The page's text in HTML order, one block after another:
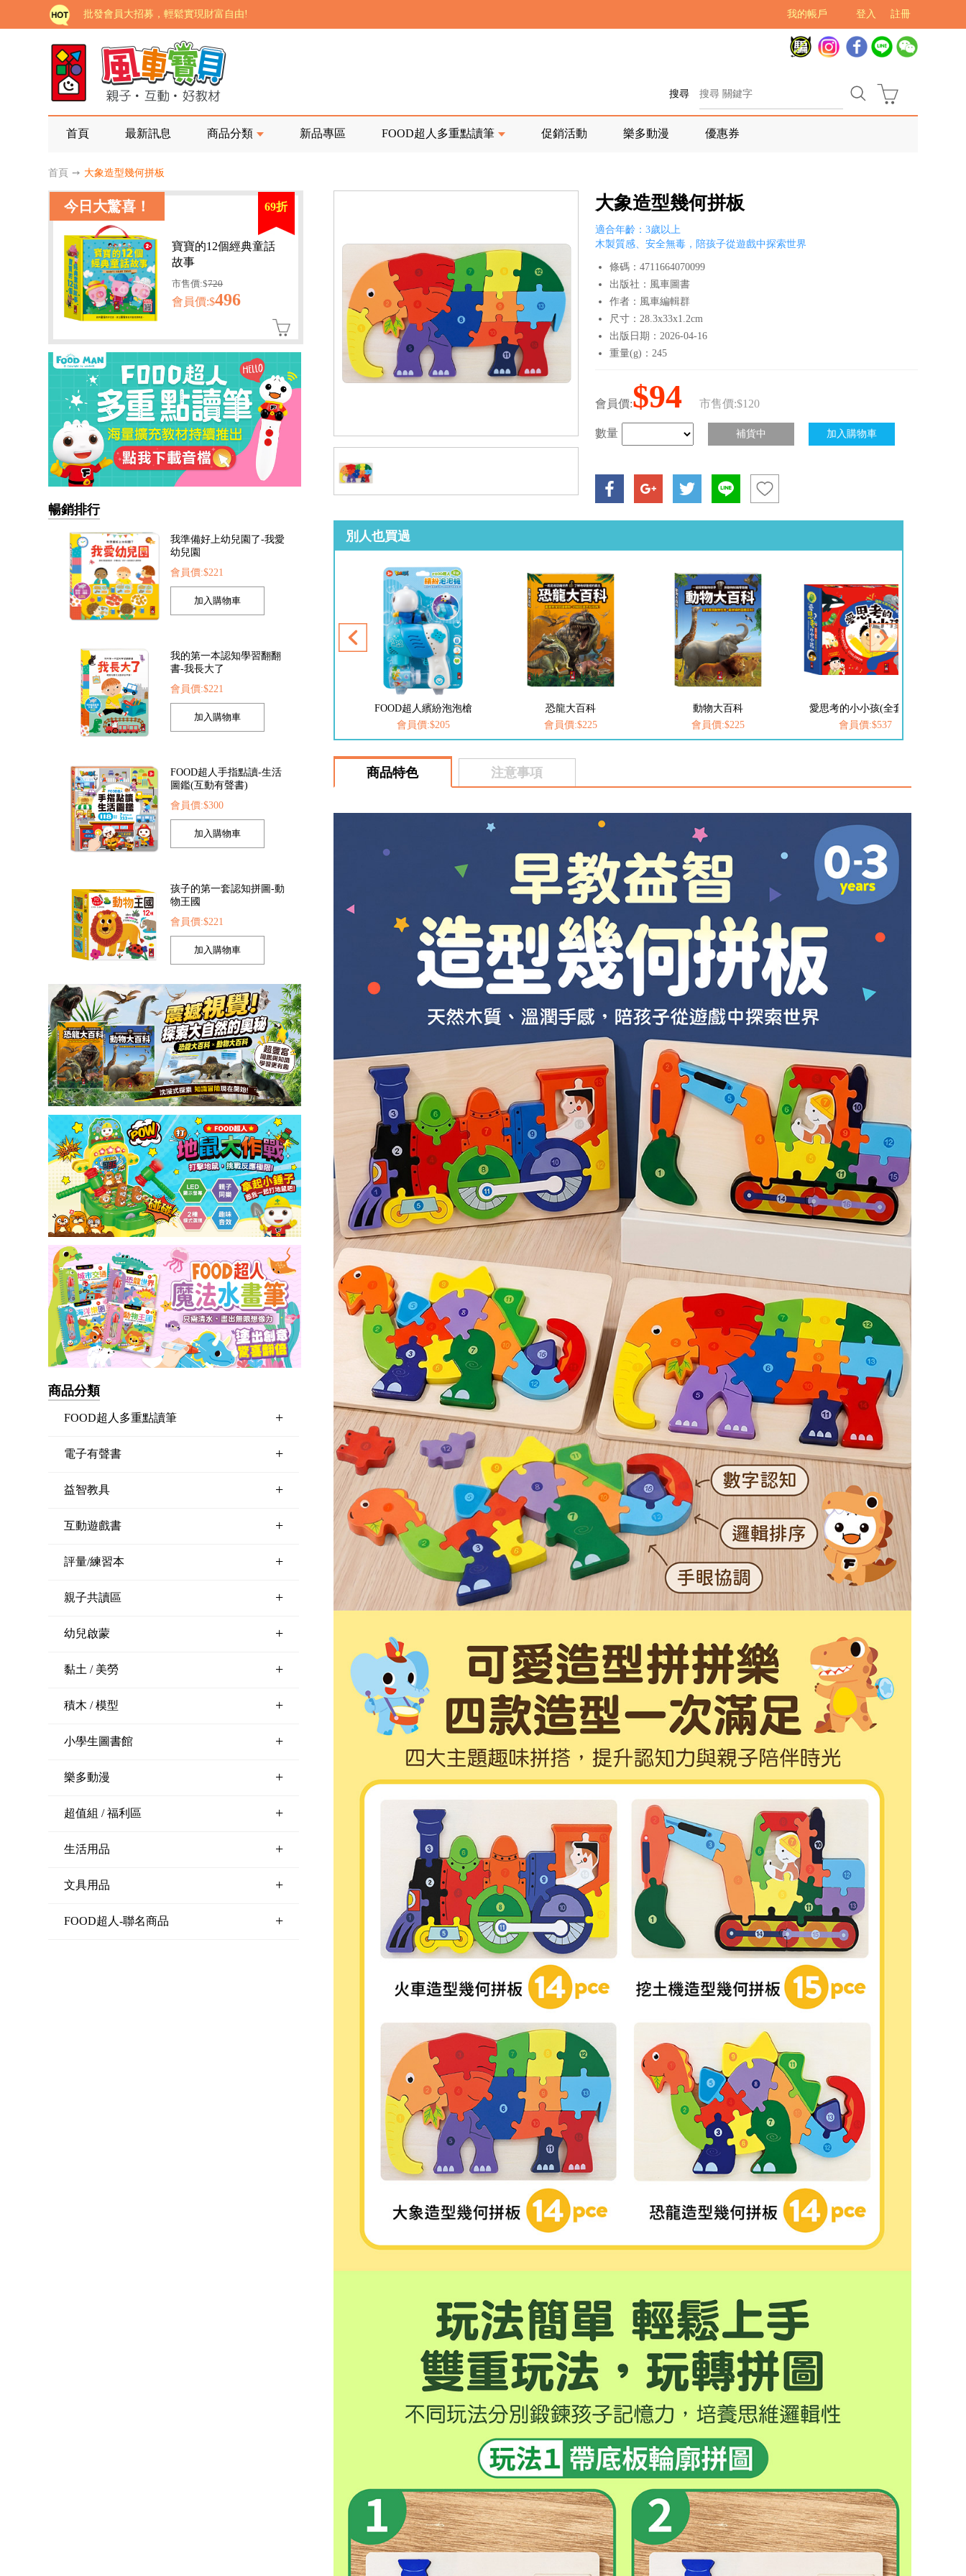
註冊
登入
我的帳戶
批發會員大招募，輕鬆實現財富自由!
如需更改或重開發票 需在訂單成立三天內通知客服 寄回發票需附上回郵郵票
老師您好!!幼教會員火熱招募中~
海外購物免煩惱！點我查看『海外購物流程說明』
家長樂了!「風車書版集團暨FOOD超人企業總部」目前正興建中!
老師您好!!幼教會員火熱招募中~
海外購物免煩惱！點我查看『海外購物流程說明』
搜尋
首頁 最新訊息 商品分類 新品專區 FOOD超人多重點讀筆 促銷活動 樂多動漫 優惠券
首頁 ➙ 大象造型幾何拼板
今日大驚喜！ 69折
寶寶的12個經典童話
故事
市售價:$720
會員價:$496
暢銷排行
我的第一本認知學習翻翻
書-我長大了
會員價:$221
FOOD超人手指點讀-生活
圖鑑(互動有聲書)
會員價:$300
孩子的第一套認知拼圖-動
物王國
會員價:$221
我準備好上幼兒園了-我愛
幼兒園
會員價:$221
商品分類
FOOD超人多重點讀筆 +
電子有聲書 +
益智教具 +
互動遊戲書 +
評量/練習本 +
親子共讀區 +
幼兒啟蒙 +
黏土 / 美勞 +
積木 / 模型 +
小學生圖書館 +
樂多動漫 +
超值組 / 福利區 +
生活用品 +
文具用品 +
FOOD超人-聯名商品 +
大象造型幾何拼板
適合年齡：3歲以上
木製質感、安全無毒，陪孩子從遊戲中探索世界
條碼：4711664070099
出版社：風車圖書
作者：風車編輯群
尺寸：28.3x33x1.2cm
出版日期：2026-04-16
重量(g)：245
會員價:$94 市售價:$120
數量
別人也買過
FOOD超人夢幻泡泡槍
會員價:$205
恐龍大百科
會員價:$225
動物大百科
會員價:$225
愛思考的小小孩(全套8冊)
會員價:$537
FOOD超人-我是小護士
會員價:$252
商品特色 注意事項